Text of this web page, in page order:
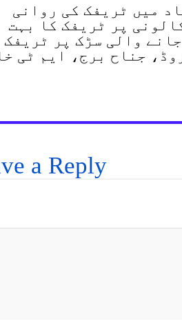
میں ٹریفک کی روانی
پر ٹریفک کا بہت
والی سڑک پر ٹریفک
جناح برج، ایم ٹی
a Reply